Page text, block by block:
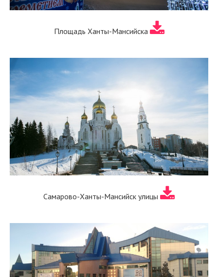
Площадь Ханты-Мансийска
Самарово-Ханты-Мансийск улицы